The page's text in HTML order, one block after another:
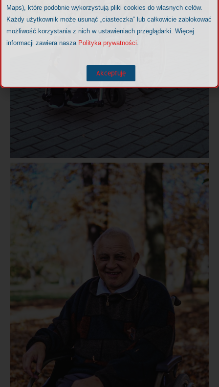
Maps), które podobnie wykorzystują pliki cookies do własnych celów.
Każdy użytkownik może usunąć „ciasteczka” lub całkowicie zablokować
możliwość korzystania z nich w ustawieniach przeglądarki. Więcej
informacji zawiera nasza Polityka prywatności.
Akceptuję